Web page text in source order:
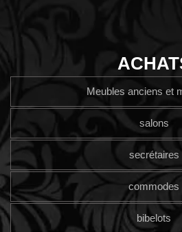
Meubles anciens et
salons
secrétaires
commodes
bibelots